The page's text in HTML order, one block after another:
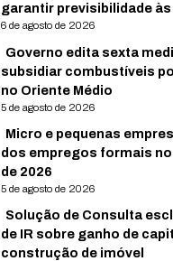
garantir previsibilidade
6 de agosto de 2026
Governo edita sexta
subsidiar combustíveis
no Oriente Médio
5 de agosto de 2026
Micro e pequenas
dos empregos formais
de 2026
5 de agosto de 2026
Solução de Consulta
de IR sobre ganho de
construção de imóvel